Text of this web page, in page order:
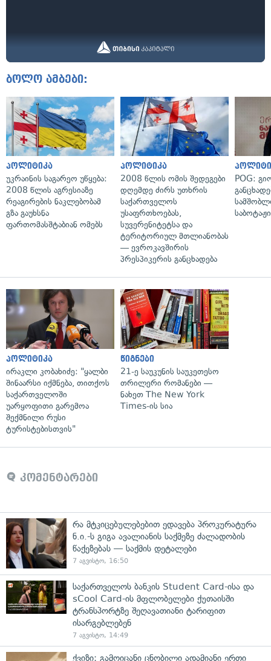
ბოლო ამბები:
პოლიტიკა
უკრაინის საგარეო უწყება:
2008 წლის აგრესიაზე
რეაგირების ნაკლებობამ
გზა გაუხსნა
ფართომასშტაბიან ომებს
პოლიტიკა
2008 წლის ომის შედეგები
დღემდე ძირს უთხრის
საქართველოს
უსაფრთხოებას,
სუვერენიტეტსა და
ტერიტორიულ მთლიანობას
— ევროკავშირის
პრესპიკერის განცხადება
POG:
პოლიტიკა
ირაკლი კობახიძე: "ყალბი
შინაარსი იქმნება, თითქოს
საქართველოში
უარყოფითი გარემოა
შექმნილი რუსი
ტურისტებისთვის"
წიგნები
21-ე საუკუნის საუკეთესო
თრილერი რომანები —
ნახეთ The New York
Times-ის სია
კომენტარები
რა მტკიცებულებებით ედავება პროკურატურა
ნ.ი.-ს გიგა ავალიანის საქმეზე ძალადობის
წაქეზებას — საქმის დეტალები
7 აგვისტო, 16:50
საქართველოს ბანკის Student Card-ისა და
sCool Card-ის მფლობელები ქუთაისში
ტრანსპორტზე შეღავათიანი ტარიფით
ისარგებლებენ
7 აგვისტო, 14:49
ქვიზი: გამოიცანი ცნობილი ადამიანი ერთი